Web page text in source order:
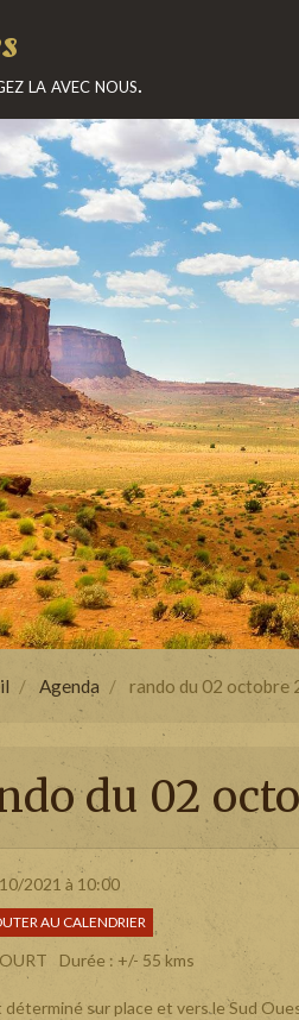
la avec nous.
Agenda rando du 02 octobre
du 02
2021 à 10:00
AU CALENDRIER
Durée : +/- 55 kms
déterminé sur place et vers le Sud